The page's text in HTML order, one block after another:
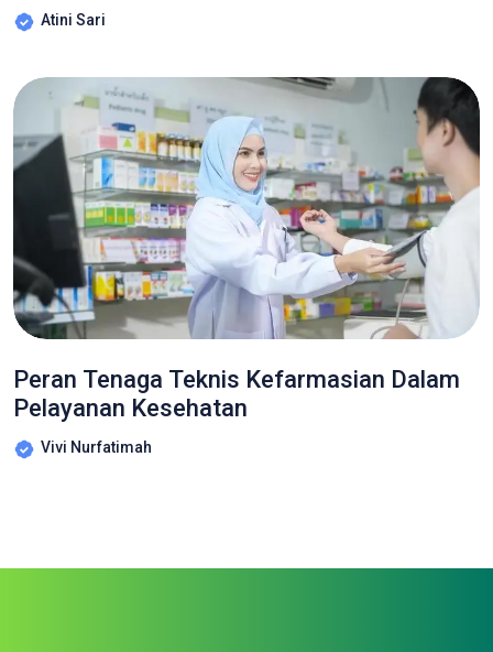
Atini Sari
Peran Tenaga Teknis Kefarmasian Dalam
Pelayanan Kesehatan
Vivi Nurfatimah